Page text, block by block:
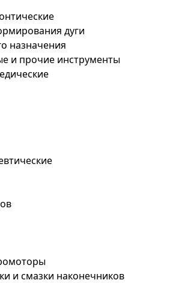
дуги
назначения
и прочие инструменты
и смазки наконечников